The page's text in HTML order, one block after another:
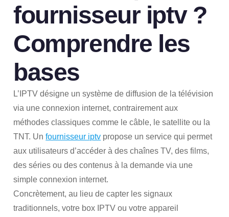
fournisseur iptv?
Comprendre les
bases
L’IPTV désigne un système de diffusion de la télévision
via une connexion internet, contrairement aux
méthodes classiques comme le câble, le satellite ou la
TNT. Unfournisseur iptv propose un service qui permet
aux utilisateurs d’accéder à des chaînes TV, des films,
des séries ou des contenus à la demande via une
simple connexion internet.
Concrètement, au lieu de capter les signaux
traditionnels, votre box IPTV ou votre appareil